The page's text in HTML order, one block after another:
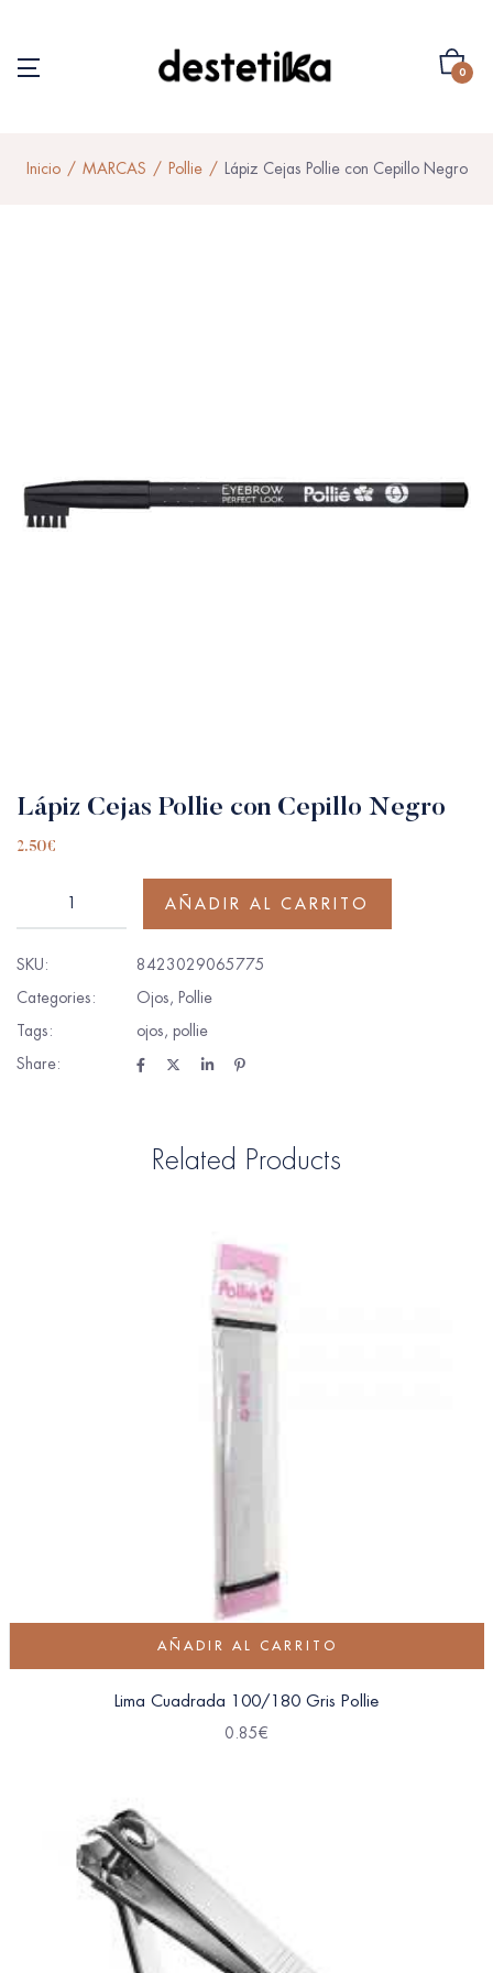
0
Inicio MARCAS Pollie Lápiz Cejas Pollie con Cepillo Negro
Lápiz Cejas Pollie con Cepillo Negro
2.50€
AÑADIR AL CARRITO
SKU:
8423029065775
Categories:
Ojos, Pollie
Tags:
ojos, pollie
Share:
Related Products
AÑADIR AL CARRITO
Lima Cuadrada 100/180 Gris Pollie
0.85€